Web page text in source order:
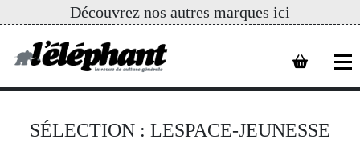
Découvrez nos autres marques ici
SÉLECTION : LESPACE-JEUNESSE